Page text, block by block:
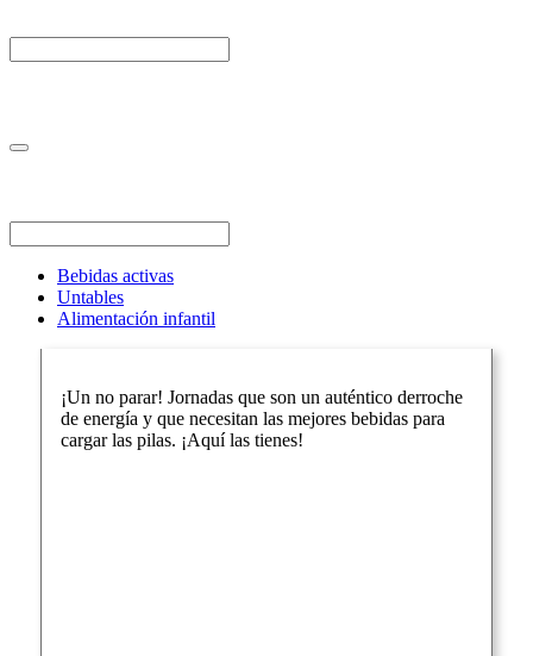
Bebidas activas
Untables
Alimentación infantil
¡Un no parar! Jornadas que son un auténtico derroche
de energía y que necesitan las mejores bebidas para
cargar las pilas. ¡Aquí las tienes!